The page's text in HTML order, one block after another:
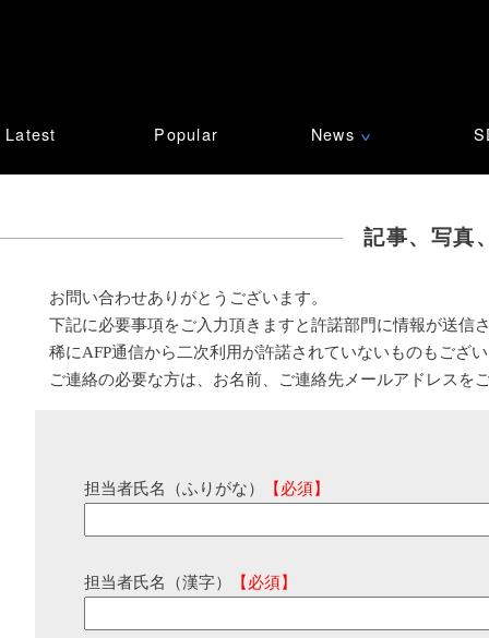
Latest Popular News ∨
記事、写真
お問い合わせありがとうございます。
下記に必要事項をご入力頂きますと許諾部門に情報が送信
稀にAFP通信から二次利用が許諾されていないものもござ
ご連絡の必要な方は、お名前、ご連絡先メールアドレスを
担当者氏名（ふりがな） 【必須】
担当者氏名（漢字） 【必須】